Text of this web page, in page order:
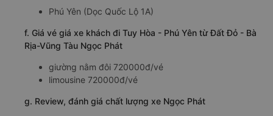
Phú Yên (Dọc Quốc Lộ 1A)
f. Giá vé giá xe khách đi Tuy Hòa - Phú Yên từ Đất Đỏ - Bà
Rịa-Vũng Tàu Ngọc Phát
giường nằm đôi 720000đ/vé
limousine 720000đ/vé
g. Review, đánh giá chất lượng xe Ngọc Phát